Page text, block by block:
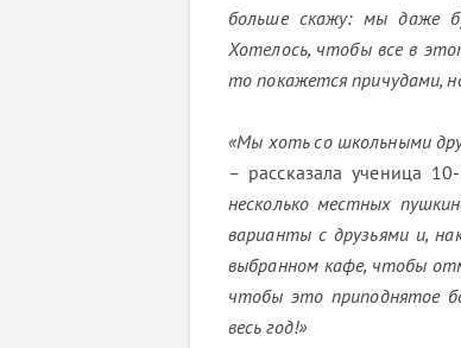
больше скажу: мы даже
Хотелось, чтобы все в
то покажется причудами,
«Мы хоть со школьными
– рассказала ученица
несколько местных
варианты с друзьями и,
выбранном кафе, чтобы
чтобы это приподнятое
весь год!»